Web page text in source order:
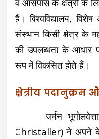
वे आसपास के क्षेत्रों के
हैं। विश्वविद्यालय,
संस्थान किसी क्षेत्र के
की उपलब्धता के आधार
रूप में विकसित होते हैं।
क्षेत्रीय पदानुक्रम
जर्मन भूगोलवेत्ता
Christaller) ने अपने